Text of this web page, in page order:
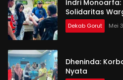
Indri Monoarfa:
Solidaritas
Dekab Gorut Mei
Dheninda:
Nyata